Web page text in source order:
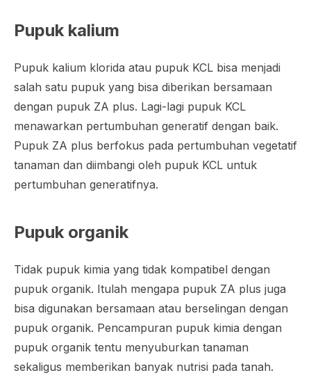
Pupuk kalium
Pupuk kalium klorida atau pupuk KCL bisa menjadi
salah satu pupuk yang bisa diberikan bersamaan
dengan pupuk ZA plus. Lagi-lagi pupuk KCL
menawarkan pertumbuhan generatif dengan baik.
Pupuk ZA plus berfokus pada pertumbuhan vegetatif
tanaman dan diimbangi oleh pupuk KCL untuk
pertumbuhan generatifnya.
Pupuk organik
Tidak pupuk kimia yang tidak kompatibel dengan
pupuk organik. Itulah mengapa pupuk ZA plus juga
bisa digunakan bersamaan atau berselingan dengan
pupuk organik. Pencampuran pupuk kimia dengan
pupuk organik tentu menyuburkan tanaman
sekaligus memberikan banyak nutrisi pada tanah.